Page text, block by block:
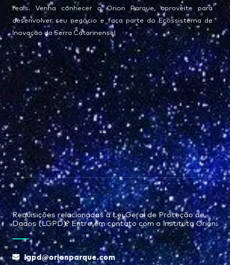
reais. Venha conhecer o Orion Parque, aproveite para
desenvolver seu negócio e faça parte do Ecossistema de
Inovação da Serra Catarinense!
Requisições relacionadas à Lei Geral de Proteção de
Dados (LGPD)? Entre em contato com o Instituto Orion:
lgpd@orionparque.com